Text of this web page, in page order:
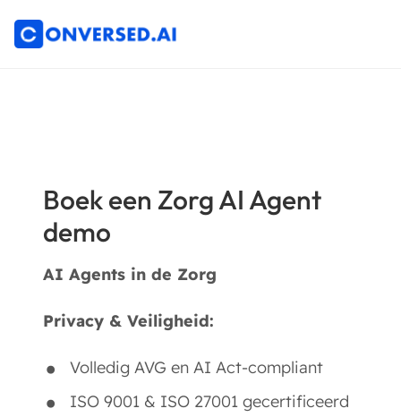
Boek een Zorg AI Agent
demo
AI Agents in de Zorg
Privacy & Veiligheid:
Volledig AVG en AI Act-compliant
ISO 9001 & ISO 27001 gecertificeerd